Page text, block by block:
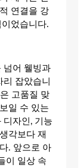
연결을 강
었습니다.
넘어 웰빙과
잡았습니
고품질 맞
일 수 있는
디자인, 기능
각보다 재
. 앞으로 아
이 일상 속